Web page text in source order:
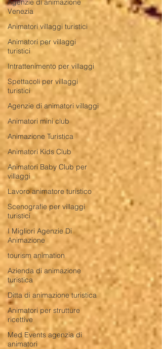
Agenzie di animazione
Venezia
Animatori villaggi turistici
Animatori per villaggi
turistici
Intrattenimento per villaggi
Spettacoli per villaggi
turistici
Agenzie di animatori villaggi
Animatori mini club
Animazione Turistica
Animatori Kids Club
Animatori Baby Club per
villaggi
Lavoro animatore turistico
Scenografie per villaggi
turistici
I Migliori Agenzie Di
Animazione
tourism animation
Azienda di animazione
turistica
Ditta di animazione turistica
Animatori per strutture
ricettive
Med Events agenzia di
animatori